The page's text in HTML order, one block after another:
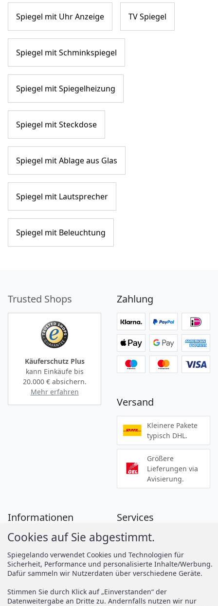
Spiegel mit Uhr Anzeige TV Spiegel
Spiegel mit Schminkspiegel
Spiegel mit Spiegelheizung
Spiegel mit Steckdose
Spiegel mit Ablage aus Glas
Spiegel mit Lautsprecher
Spiegel mit Beleuchtung
Trusted Shops
Käuferschutz Plus
kann Einkäufe bis
20.000 €absichern.
Mehr erfahren
Zahlung
Versand
Kleinere Pakete
typisch DHL.
Größere
Lieferungen via
Avisierung.
Informationen
Zahlung
Versand
AGB
Vertrag widerrufen
Services
Montageanleitungen
Spiegelando Magazin
Support
Cookies auf Sie abgestimmt.
Spiegelando verwendet Cookies und Technologien für
Sicherheit, Performance und personalisierte Inhalte/Werbung.
Dafür sammeln wir Nutzerdaten über verschiedene Geräte.
Stimmen Sie durch Klick auf „Einverstanden“ der
Datenweitergabe an Dritte zu. Andernfalls nutzen wir nur